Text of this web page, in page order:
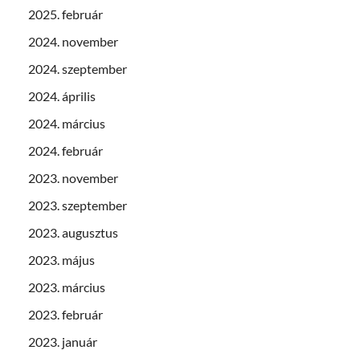
2025. február
2024. november
2024. szeptember
2024. április
2024. március
2024. február
2023. november
2023. szeptember
2023. augusztus
2023. május
2023. március
2023. február
2023. január